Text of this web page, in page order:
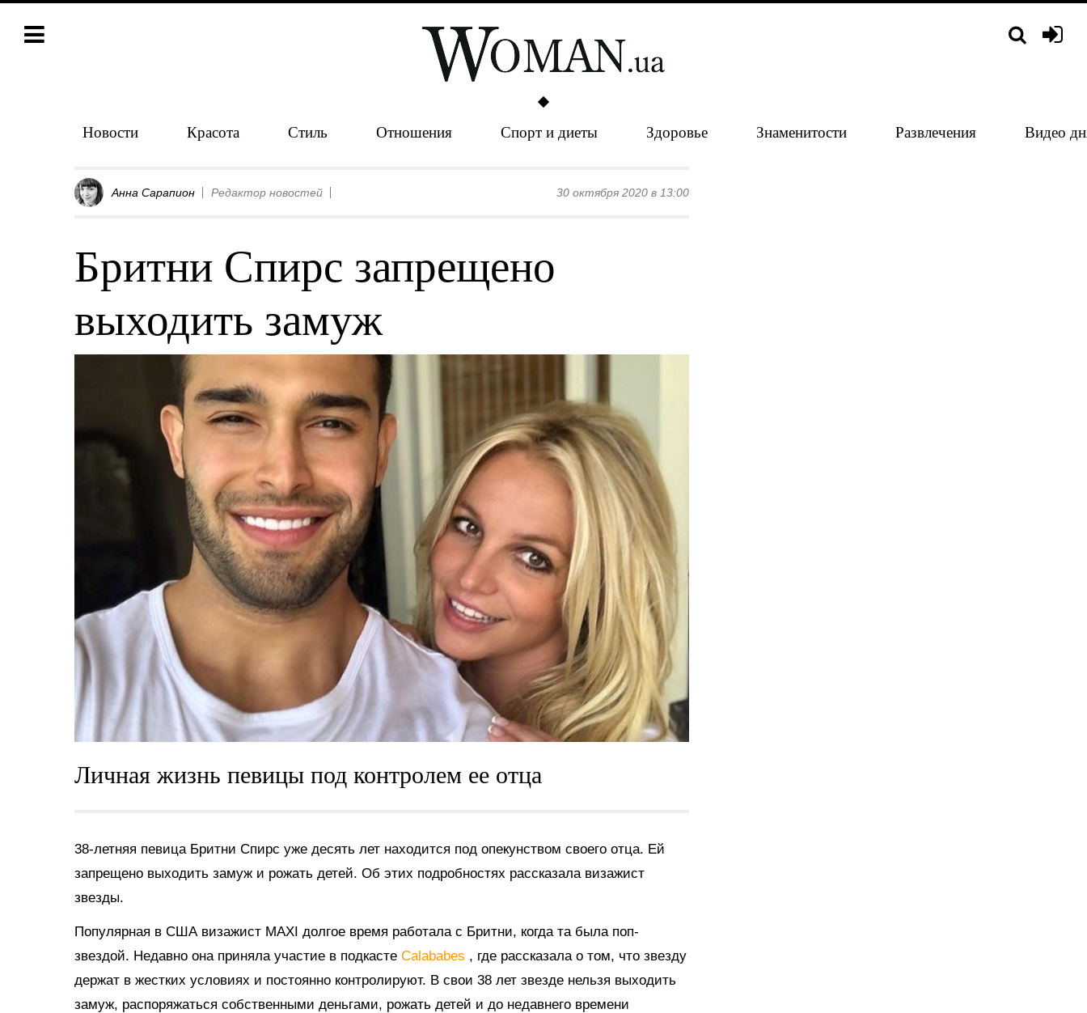
Новости Красота Стиль Отношения Спорт и диеты Здоровье Знаменитости Развлечения Видео
Анна Сарапион Редактор новостей 30 октября 2020 в 13:00
Бритни Спирс запрещено
выходить замуж
Личная жизнь певицы под контролем ее отца
38-летняя певица Бритни Спирс уже десять лет находится под опекунством своего отца. Ей
запрещено выходить замуж и рожать детей. Об этих подробностях рассказала визажист
звезды.
Популярная в США визажист MAXI долгое время работала с Бритни, когда та была поп-
звездой. Недавно она приняла участие в подкасте Calababes , где рассказала о том, что звезду
держат в жестких условиях и постоянно контролируют. В свои 38 лет звезде нельзя выходить
замуж, распоряжаться собственными деньгами, рожать детей и до недавнего времени